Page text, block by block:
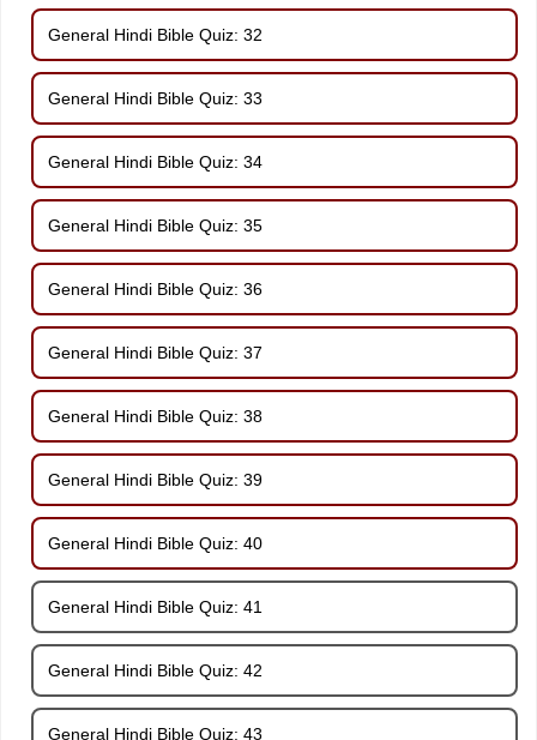
General Hindi Bible Quiz: 32
General Hindi Bible Quiz: 33
General Hindi Bible Quiz: 34
General Hindi Bible Quiz: 35
General Hindi Bible Quiz: 36
General Hindi Bible Quiz: 37
General Hindi Bible Quiz: 38
General Hindi Bible Quiz: 39
General Hindi Bible Quiz: 40
General Hindi Bible Quiz: 41
General Hindi Bible Quiz: 42
General Hindi Bible Quiz: 43